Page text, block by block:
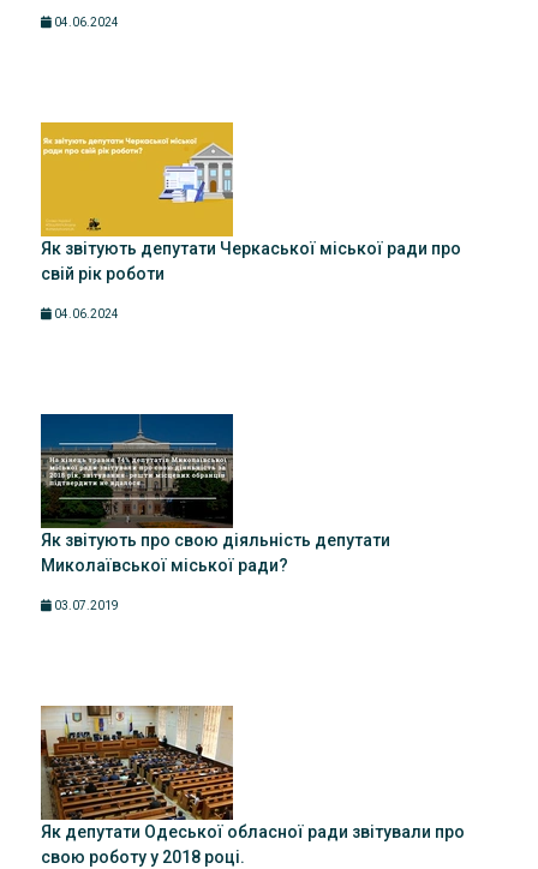
04.06.2024
Як звітують депутати Черкаської міської ради про
свій рік роботи
04.06.2024
Як звітують про свою діяльність депутати
Миколаївської міської ради?
03.07.2019
Як депутати Одеської обласної ради звітували про
свою роботу у 2018 році.